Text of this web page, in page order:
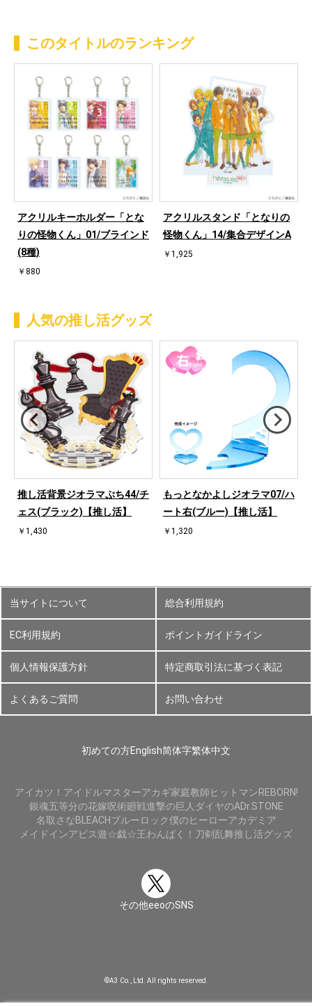
このタイトルのランキング
アクリルキーホルダー「とな
りの怪物くん」01/ブラインド
(8種)
￥880
アクリルスタンド「となりの
怪物くん」14/集合デザインA
￥1,925
人気の推し活グッズ
推し活背景ジオラマぷち44/チ
ェス(ブラック)【推し活】
￥1,430
もっとなかよしジオラマ07/ハ
ート右(ブルー)【推し活】
￥1,320
当サイトについて 総合利用規約
EC利用規約 ポイントガイドライン
個人情報保護方針 特定商取引法に基づく表記
よくあるご質問 お問い合わせ
初めての方English简体字繁体中文
アイカツ！ アイドルマスターアカギ家庭教師ヒットマンREBORN!
銀魂五等分の花嫁呪術廻戦進撃の巨人 ダイヤのADr.STONE
名取さなBLEACHブルーロック僕のヒーローアカデミア
メイドインアビス遊☆戯☆王わんぱく！刀剣乱舞推し活グッズ
その他eeoのSNS
©A3 Co., Ltd. All rights reserved.